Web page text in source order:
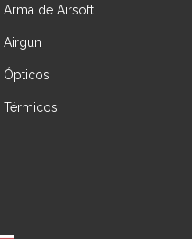
Arma de Airsoft
Airgun
Ópticos
Térmicos